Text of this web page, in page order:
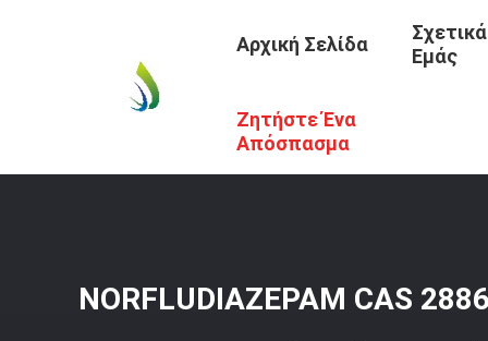
Αρχική Σελίδα
Εμάς
Ζητήστε Ένα
Απόσπασμα
Προϊόντα / Βασικά Οργανικά Χημικά
NORFLUDIAZEPAM CAS